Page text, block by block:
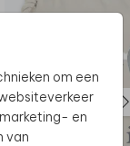
om een
en
van